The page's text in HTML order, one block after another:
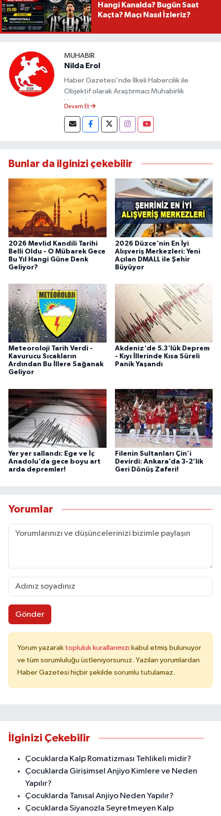
Hangi Kanalda? Bugün Saat
Kaçta? Maçı Nasıl İzleriz?
MUHABIR
Nilda Erol
Haber Gazetesi'nde İlkeli Habercilik ile
Objektif olarak Araştırmacı Muhabirlik
Yapmaktayım.
Devam Et
Bunlar da ilginizi çekebilir
2026 Mevlid Kandili Tarihi
Belli Oldu - O Mübarek Gece
Bu Yıl Hangi Güne Denk
Geliyor?
2026 Düzce'nin En İyi
Alışveriş Merkezleri: Yeni
Açılan DMALL ile Şehir
Büyüyor
Meteoroloji Tarih Verdi -
Kavurucu Sıcakların
Ardından Bu İllere Sağanak
Geliyor
Akdeniz'de 5.3'lük Deprem
- Kıyı İllerinde Kısa Süreli
Panik Yaşandı
Yer yer sallandı: Ege ve İç
Anadolu’da gece boyu art
arda depremler!
Filenin Sultanları Çin’i
Devirdi: Ankara’da 3-2’lik
Geri Dönüş Zaferi!
Yorumlar
Gönder
Yorum yazarak topluluk kurallarımızı kabul etmiş bulunuyor
ve tüm sorumluluğu üstleniyorsunuz. Yazılan yorumlardan
Haber Gazetesi hiçbir şekilde sorumlu tutulamaz.
İlginizi Çekebilir
Çocuklarda Kalp Romatizması Tehlikeli midir?
Çocuklarda Girişimsel Anjiyo Kimlere ve Neden
Yapılır?
Çocuklarda Tanısal Anjiyo Neden Yapılır?
Çocuklarda Siyanozla Seyretmeyen Kalp